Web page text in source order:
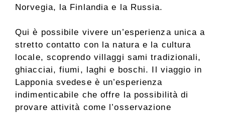
Norvegia, la Finlandia e la Russia.
Qui è possibile vivere un’esperienza unica a
stretto contatto con la natura e la cultura
locale, scoprendo villaggi sami tradizionali,
ghiacciai, fiumi, laghi e boschi. Il viaggio in
Lapponia svedese è un’esperienza
indimenticabile che offre la possibilità di
provare attività come l’osservazione